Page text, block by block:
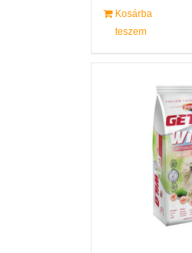
Kosárba
teszem